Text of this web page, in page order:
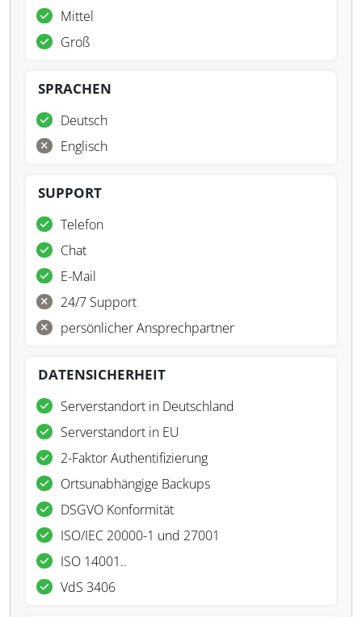
Mittel
Groß
SPRACHEN
Deutsch
Englisch
SUPPORT
Telefon
Chat
E-Mail
24/7 Support
persönlicher Ansprechpartner
DATENSICHERHEIT
Serverstandort in Deutschland
Serverstandort in EU
2-Faktor Authentifizierung
Ortsunabhängige Backups
DSGVO Konformität
ISO/IEC 20000-1 und 27001
ISO 14001..
VdS 3406